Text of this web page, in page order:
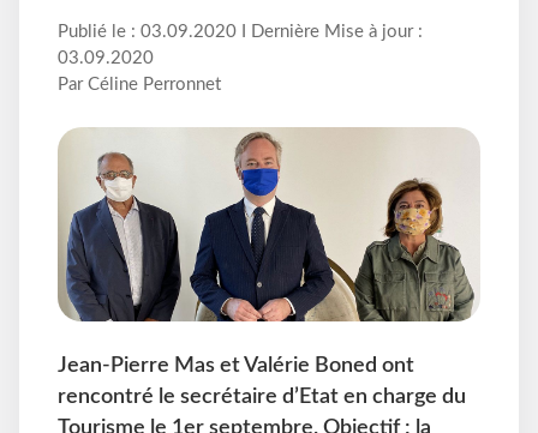
Publié le : 03.09.2020 I Dernière Mise à jour :
03.09.2020
Par Céline Perronnet
Jean-Pierre Mas et Valérie Boned ont
rencontré le secrétaire d’Etat en charge du
Tourisme le 1er septembre. Objectif : la